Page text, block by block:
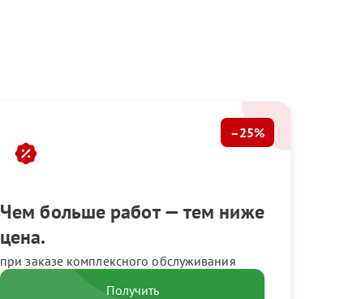
Чем больше работ — тем ниже
цена.
при заказе комплексного обслуживания
–25%
Получить